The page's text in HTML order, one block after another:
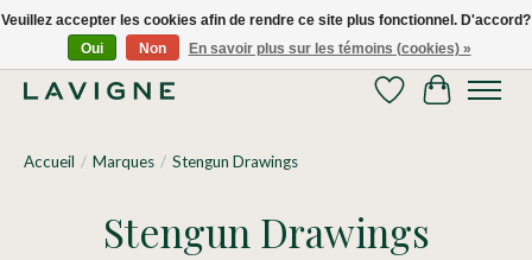
Nous livrons tous les jours dans le Grand Montréal! 514.521.0118
Liste de souhaits
Panier
Accueil / Marques / Stengun Drawings
Stengun Drawings
Veuillez accepter les cookies afin de rendre ce site plus fonctionnel. D'accord?
Oui
Non En savoir plus sur les témoins (cookies) »